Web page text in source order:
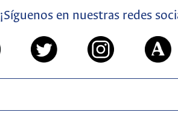
¡Síguenos en nuestras redes